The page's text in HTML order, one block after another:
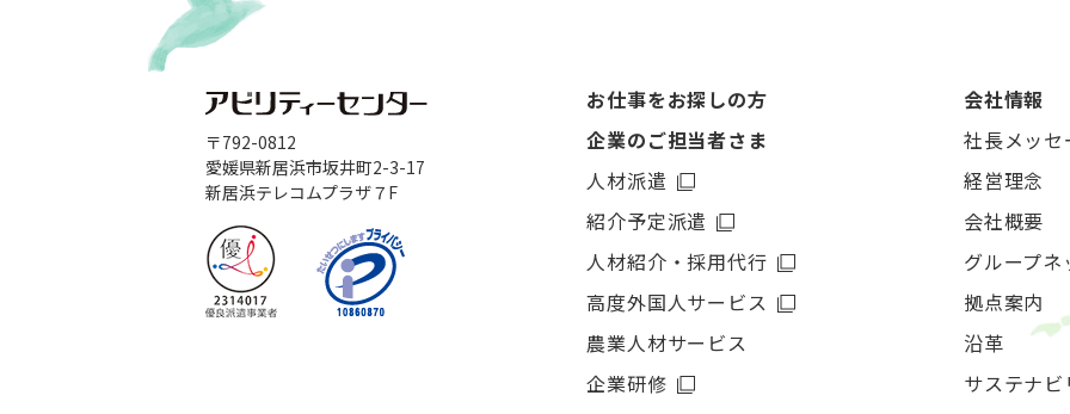
〒792-0812
愛媛県新居浜市坂井町2-3-17
新居浜テレコムプラザ７F
お仕事をお探しの方
企業のご担当者さま
人材派遣
紹介予定派遣
人材紹介・採用代行
高度外国人サービス
農業人材サービス
企業研修
会社情報
社長メッセ
経営理念
会社概要
グループ
拠点案内
沿革
サステナビ